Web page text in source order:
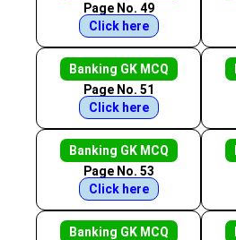
Page No. 49
Click here
Banking GK MCQ
Page No. 51
Click here
Banking GK MCQ
Page No. 53
Click here
Banking GK MCQ